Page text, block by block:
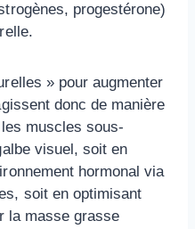
progestérone)
» pour augmenter
donc de manière
muscles sous-
visuel, soit en
hormonal via
soit en optimisant
la masse grasse